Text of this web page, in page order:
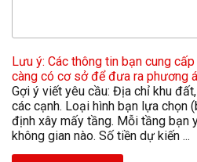
Lưu ý: Các thông tin bạn cung
càng có cơ sở để đưa ra phương
Gợi ý viết yêu cầu: Địa chỉ khu
các cạnh. Loại hình bạn lựa chọn
định xây mấy tầng. Mỗi tầng bạn
không gian nào. Số tiền dự kiến ...